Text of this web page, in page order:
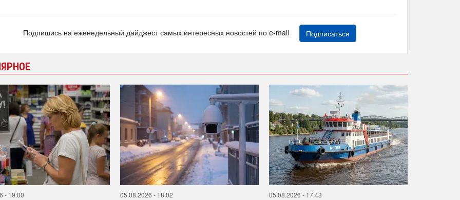
Подпишись на еженедельный дайджест самых интересных новостей по e-mail Подписаться
- 19:00 05.08.2026 - 18:02 05.08.2026 - 17:43